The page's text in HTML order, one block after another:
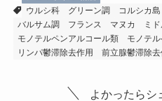
ウルシ科
グリーン調 コルシカ島
バルサム調
フランス マヌカ
ミ
モノテルペンアルコール類
モノテ
リンパ鬱滞除去作用
前立腺鬱滞除去
よかったらシ